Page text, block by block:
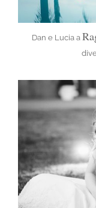
Dan e Lucia a